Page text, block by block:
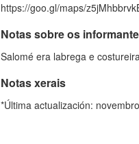
https://goo.gl/maps/
Notas sobre os
Salomé era labrega e
Notas xerais
*Última actualización: